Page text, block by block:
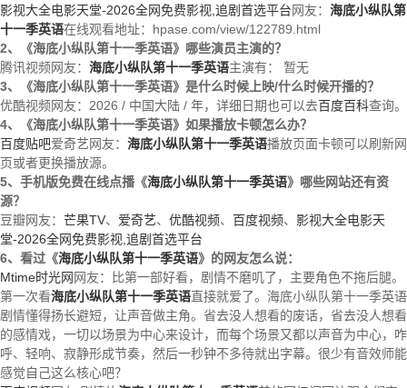
影视大全电影天堂-2026全网免费影视,追剧首选平台网友： 海底小纵队第
十一季英语在线观看地址：hpase.com/view/122789.html
2、《海底小纵队第十一季英语》哪些演员主演的？
腾讯视频网友： 海底小纵队第十一季英语主演有： 暂无
3、《海底小纵队第十一季英语》是什么时候上映/什么时候开播的？
优酷视频网友：2026 / 中国大陆 / 年，详细日期也可以去百度百科查询。
4、《海底小纵队第十一季英语》如果播放卡顿怎么办？
百度贴吧爱奇艺网友： 海底小纵队第十一季英语播放页面卡顿可以刷新网
页或者更换播放源。
5、手机版免费在线点播《海底小纵队第十一季英语》哪些网站还有资
源？
豆瓣网友： 芒果TV、 爱奇艺、 优酷视频、 百度视频、 影视大全电影天
堂-2026全网免费影视,追剧首选平台
6、看过《海底小纵队第十一季英语》的网友怎么说：
Mtime时光网 网友：比第一部好看，剧情不磨叽了，主要角色不拖后腿。
第一次看海底小纵队第十一季英语直接就爱了。海底小纵队第十一季英语
剧情懂得扬长避短，让声音做主角。省去没人想看的废话，省去没人想看
的感情戏，一切以场景为中心来设计，而每个场景又都以声音为中心，咋
呼、轻响、寂静形成节奏，然后一秒钟不多待就出字幕。很少有音效师能
感觉自己这么核心吧？